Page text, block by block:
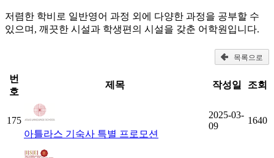
저렴한 학비로 일반영어 과정 외에 다양한 과정을 공부할 수
있으며, 깨끗한 시설과 학생편의 시설을 갖춘 어학원입니다.
목록으로
번
호
제목 작성일 조회
175
아틀라스 기숙사 특별 프로모션
2025-03-
09
1640